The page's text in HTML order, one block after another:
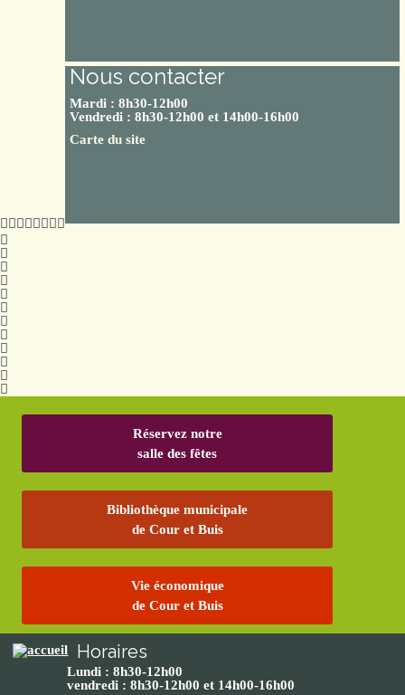
Nous contacter
Mardi : 8h30-12h00
Vendredi : 8h30-12h00 et 14h00-16h00
Carte du site
Réservez notre
salle des fêtes
Bibliothèque municipale
de Cour et Buis
Vie économique
de Cour et Buis
Horaires
Lundi : 8h30-12h00
vendredi : 8h30-12h00 et 14h00-16h00